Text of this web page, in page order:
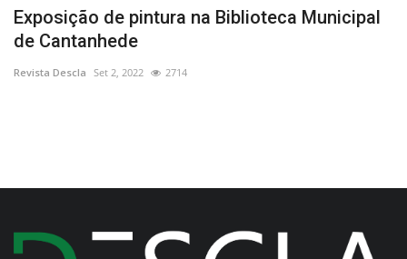
Exposição de pintura na Biblioteca Municipal
de Cantanhede
Revista Descla Set 2, 2022 2714